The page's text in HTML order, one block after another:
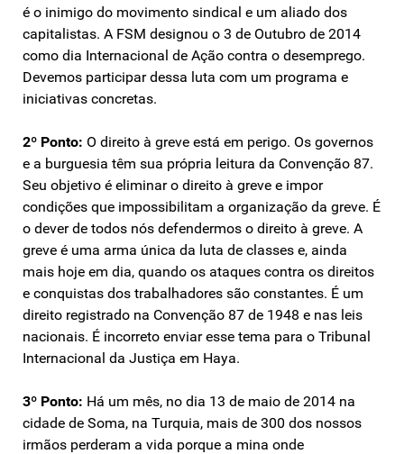
é o inimigo do movimento sindical e um aliado dos
capitalistas. A FSM designou o 3 de Outubro de 2014
como dia Internacional de Ação contra o desemprego.
Devemos participar dessa luta com um programa e
iniciativas concretas.
2º Ponto: O direito à greve está em perigo. Os governos
e a burguesia têm sua própria leitura da Convenção 87.
Seu objetivo é eliminar o direito à greve e impor
condições que impossibilitam a organização da greve. É
o dever de todos nós defendermos o direito à greve. A
greve é uma arma única da luta de classes e, ainda
mais hoje em dia, quando os ataques contra os direitos
e conquistas dos trabalhadores são constantes. É um
direito registrado na Convenção 87 de 1948 e nas leis
nacionais. É incorreto enviar esse tema para o Tribunal
Internacional da Justiça em Haya.
3º Ponto: Há um mês, no dia 13 de maio de 2014 na
cidade de Soma, na Turquia, mais de 300 dos nossos
irmãos perderam a vida porque a mina onde